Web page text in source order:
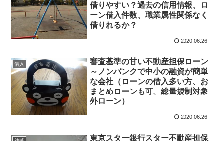
借りやすい？過去の信用情報、ロ
ーン借入件数、職業属性関係なく
借りれるか？
2020.06.26
借入
審査基準の甘い不動産担保ローン
～ノンバンクで中小の融資が簡単
な会社（ローンの借入多い方、お
まとめローンも可、総量規制対象
外ローン）
2020.06.26
東京スター銀行スター不動産担保